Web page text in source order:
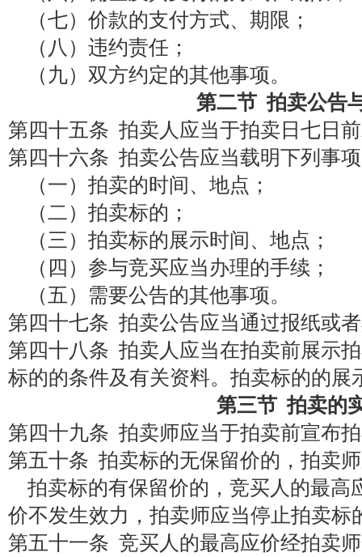
（七）价款的支付方式、期限；
（八）违约责任；
（九）双方约定的其他事项。
第二节 拍卖公告
第四十五条 拍卖人应当于拍卖日七日
第四十六条 拍卖公告应当载明下列事
（一）拍卖的时间、地点；
（二）拍卖标的；
（三）拍卖标的展示时间、地点；
（四）参与竞买应当办理的手续；
（五）需要公告的其他事项。
第四十七条 拍卖公告应当通过报纸或
第四十八条 拍卖人应当在拍卖前展示
标的的条件及有关资料。拍卖标的的展
第三节 拍卖的
第四十九条 拍卖师应当于拍卖前宣布
第五十条 拍卖标的无保留价的，拍卖
拍卖标的有保留价的，竞买人的最高
价不发生效力，拍卖师应当停止拍卖标
第五十一条 竞买人的最高应价经拍卖